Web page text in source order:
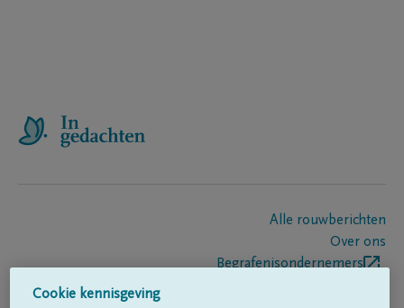
Alle rouwberichten
Over ons
Begrafenisondernemers
Cookie kennisgeving